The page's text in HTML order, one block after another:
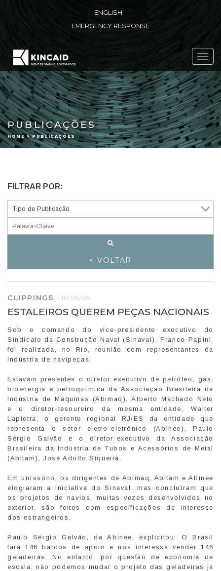
ENGLISH
EMERGENCY RESPONSE
PUBLICAÇÕES
HOME > PUBLICAÇÕES
FILTRAR POR:
< VOLTAR
CLIPPINGS -18/06/09
ESTALEIROS QUEREM PEÇAS NACIONAIS
Sob o comando do vice-presidente executivo do
Sindicato da Construção Naval (Sinaval), Franco Papini,
foi realizada, no Rio, reunião com representantes da
indústria de navipeças.
Estavam presentes o diretor executivo de petróleo, gás,
bioenergia e petroquímica da Associação Brasileira da
Indústria de Máquinas (Abimaq), Alberto Machado Neto
e o diretor-tesoureiro da mesma entidade, Walter
Lapietra; o gerente regional RJ/ES da entidade que
representa o setor eletro-eletrônico (Abinee), Paulo
Sérgio Galvão e o diretor-executivo da Associação
Brasileira da Indústria de Tubos e Acessórios de Metal
(Abitam), José Adolfo Siqueira.
Em uníssono, os dirigentes de Abimaq, Abitam e Abinee
elogiaram a iniciativa do Sinaval, mas concluíram que
os projetos de navios, muitas vezes desenvolvidos no
exterior, são feitos com especificações de interesse
dos estrangeiros.
Paulo Sérgio Galvão, da Abinee, explicitou: O Brasil
fará 146 barcos de apoio e nos interessa vender 146
geladeiras. No entanto, por questão de economia de
escala, não podemos mudar o projeto das geladeiras já